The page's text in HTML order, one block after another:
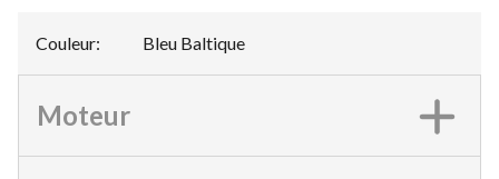
Couleur: Bleu Baltique
Moteur